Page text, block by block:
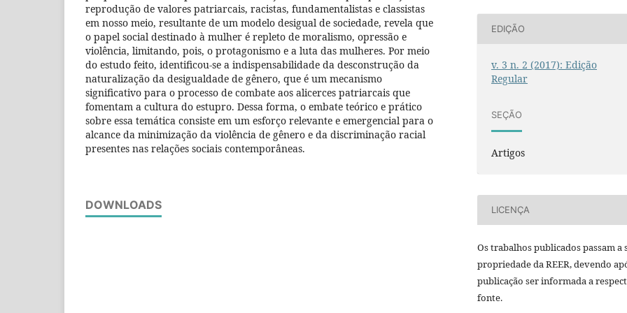
reprodução de valores patriarcais, racistas, fundamentalistas e classistas
em nosso meio, resultante de um modelo desigual de sociedade, revela que
o papel social destinado à mulher é repleto de moralismo, opressão e
violência, limitando, pois, o protagonismo e a luta das mulheres. Por meio
do estudo feito, identificou-se a indispensabilidade da desconstrução da
naturalização da desigualdade de gênero, que é um mecanismo
significativo para o processo de combate aos alicerces patriarcais que
fomentam a cultura do estupro. Dessa forma, o embate teórico e prático
sobre essa temática consiste em um esforço relevante e emergencial para o
alcance da minimização da violência de gênero e da discriminação racial
presentes nas relações sociais contemporâneas.
DOWNLOADS
EDIÇÃO
v. 3 n. 2 (2017): Edição
Regular
SEÇÃO
Artigos
LICENÇA
Os trabalhos publicados passam a
propriedade da REER, devendo
publicação ser informada a
fonte.